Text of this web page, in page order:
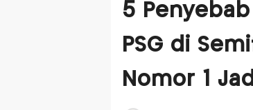
5
PSG di
Nomor 1